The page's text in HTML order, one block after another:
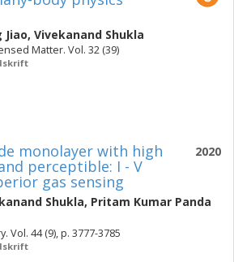
Jiao, Vivekanand Shukla
Matter. Vol. 32 (39)
2020
monolayer with high
perceptible: I - V
gas sensing
Shukla, Pritam Kumar Panda
Vol. 44 (9), p. 3777-3785